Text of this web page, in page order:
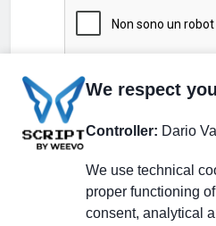
We respect
Controller: Dario
We use technical
proper functioning
consent, analytical